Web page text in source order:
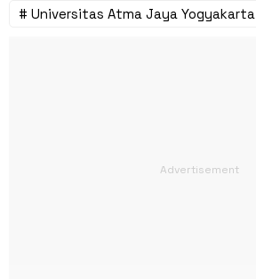
# Universitas Atma Jaya Yogyakarta